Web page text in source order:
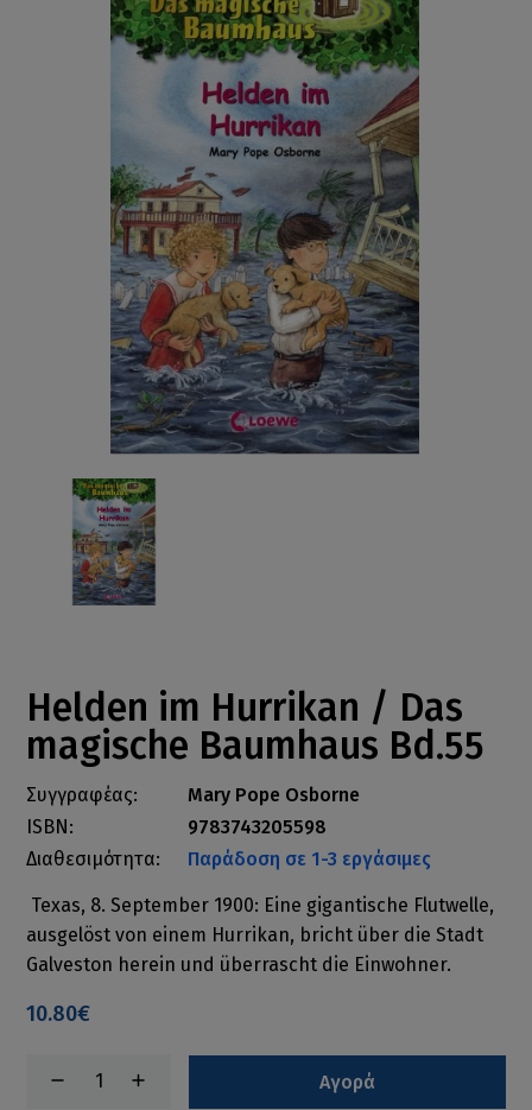
Helden im Hurrikan / Das
magische Baumhaus Bd.55
Συγγραφέας:
Mary Pope Osborne
ISBN:
9783743205598
Διαθεσιμότητα:
Παράδοση σε 1-3 εργάσιμες
Texas, 8. September 1900: Eine gigantische Flutwelle,
ausgelöst von einem Hurrikan, bricht über die Stadt
Galveston herein und überrascht die Einwohner.
10.80€
Αγορά